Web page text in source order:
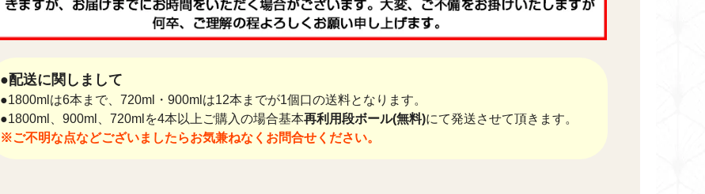
●配送に関しまして
●1800mlは6本まで、720ml・900mlは12本までが1個口の送料となります。
●1800ml、900ml、720mlを4本以上ご購入の場合基本再利用段ボール(無料)にて発送させて頂きます。
※ご不明な点などございましたらお気兼ねなくお問合せください。